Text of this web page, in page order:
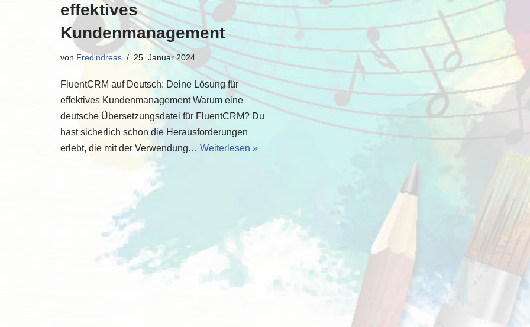
effektives
Kundenmanagement
von Fred'ndreas 25. Januar 2024
FluentCRM auf Deutsch: Deine Lösung für
effektives Kundenmanagement Warum eine
deutsche Übersetzungsdatei für FluentCRM? Du
hast sicherlich schon die Herausforderungen
erlebt, die mit der Verwendung… Weiterlesen »